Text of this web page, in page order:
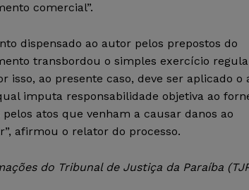
comercial”.
dispensado ao autor pelos prepostos do
transbordou o simples exercício
isso, ao presente caso, deve ser aplicado o
imputa responsabilidade objetiva ao
pelos atos que venham a causar danos ao
afirmou o relator do processo.
do Tribunal de Justiça da Paraíba